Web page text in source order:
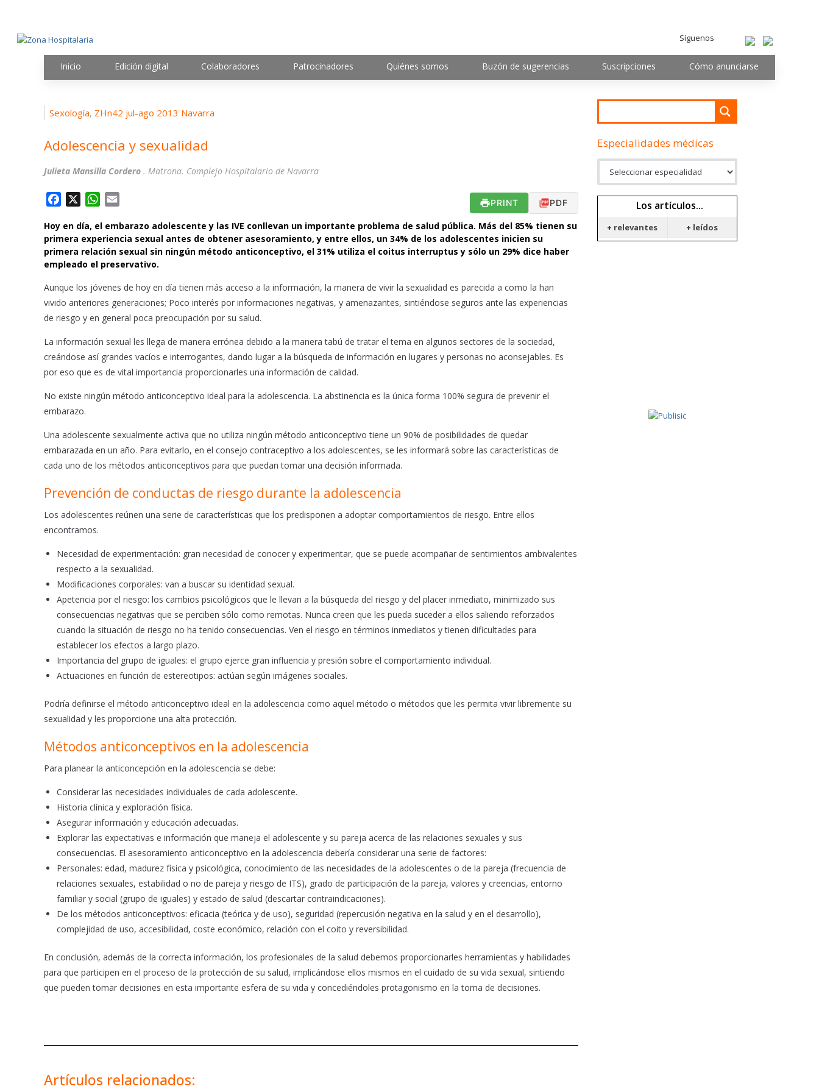
Síguenos
Inicio Edición digital Colaboradores Patrocinadores Quiénes somos Buzón de sugerencias Suscripciones Cómo anunciarse
Sexología, ZHn42 jul-ago 2013 Navarra
Adolescencia y sexualidad
Julieta Mansilla Cordero . Matrona. Complejo Hospitalario de Navarra
c
e
b
o
k
W
a
t
s
A
p
p
a
i
l
PRINT PDF
Hoy en día, el embarazo adolescente y las IVE conllevan un importante problema de salud pública. Más del 85% tienen su
primera experiencia sexual antes de obtener asesoramiento, y entre ellos, un 34% de los adolescentes inicien su
primera relación sexual sin ningún método anticonceptivo, el 31% utiliza el coitus interruptus y sólo un 29% dice haber
empleado el preservativo.
Aunque los jóvenes de hoy en día tienen más acceso a la información, la manera de vivir la sexualidad es parecida a como la han
vivido anteriores generaciones; Poco interés por informaciones negativas, y amenazantes, sintiéndose seguros ante las experiencias
de riesgo y en general poca preocupación por su salud.
La información sexual les llega de manera errónea debido a la manera tabú de tratar el tema en algunos sectores de la sociedad,
creándose así grandes vacíos e interrogantes, dando lugar a la búsqueda de información en lugares y personas no aconsejables. Es
por eso que es de vital importancia proporcionarles una información de calidad.
No existe ningún método anticonceptivo ideal para la adolescencia. La abstinencia es la única forma 100% segura de prevenir el
embarazo.
Una adolescente sexualmente activa que no utiliza ningún método anticonceptivo tiene un 90% de posibilidades de quedar
embarazada en un año. Para evitarlo, en el consejo contraceptivo a los adolescentes, se les informará sobre las características de
cada uno de los métodos anticonceptivos para que puedan tomar una decisión informada.
Prevención de conductas de riesgo durante la adolescencia
Los adolescentes reúnen una serie de características que los predisponen a adoptar comportamientos de riesgo. Entre ellos
encontramos.
Necesidad de experimentación: gran necesidad de conocer y experimentar, que se puede acompañar de sentimientos ambivalentes
respecto a la sexualidad.
Modificaciones corporales: van a buscar su identidad sexual.
Apetencia por el riesgo: los cambios psicológicos que le llevan a la búsqueda del riesgo y del placer inmediato, minimizado sus
consecuencias negativas que se perciben sólo como remotas. Nunca creen que les pueda suceder a ellos saliendo reforzados
cuando la situación de riesgo no ha tenido consecuencias. Ven el riesgo en términos inmediatos y tienen dificultades para
establecer los efectos a largo plazo.
Importancia del grupo de iguales: el grupo ejerce gran influencia y presión sobre el comportamiento individual.
Actuaciones en función de estereotipos: actúan según imágenes sociales.
Podría definirse el método anticonceptivo ideal en la adolescencia como aquel método o métodos que les permita vivir libremente su
sexualidad y les proporcione una alta protección.
Métodos anticonceptivos en la adolescencia
Para planear la anticoncepción en la adolescencia se debe:
Considerar las necesidades individuales de cada adolescente.
Historia clínica y exploración física.
Asegurar información y educación adecuadas.
Explorar las expectativas e información que maneja el adolescente y su pareja acerca de las relaciones sexuales y sus
consecuencias. El asesoramiento anticonceptivo en la adolescencia debería considerar una serie de factores:
Personales: edad, madurez física y psicológica, conocimiento de las necesidades de la adolescentes o de la pareja (frecuencia de
relaciones sexuales, estabilidad o no de pareja y riesgo de ITS), grado de participación de la pareja, valores y creencias, entorno
familiar y social (grupo de iguales) y estado de salud (descartar contraindicaciones).
De los métodos anticonceptivos: eficacia (teórica y de uso), seguridad (repercusión negativa en la salud y en el desarrollo),
complejidad de uso, accesibilidad, coste económico, relación con el coito y reversibilidad.
En conclusión, además de la correcta información, los profesionales de la salud debemos proporcionarles herramientas y habilidades
para que participen en el proceso de la protección de su salud, implicándose ellos mismos en el cuidado de su vida sexual, sintiendo
que pueden tomar decisiones en esta importante esfera de su vida y concediéndoles protagonismo en la toma de decisiones.
Artículos relacionados:
Especialidades médicas
Los artículos...
+ relevantes + leídos